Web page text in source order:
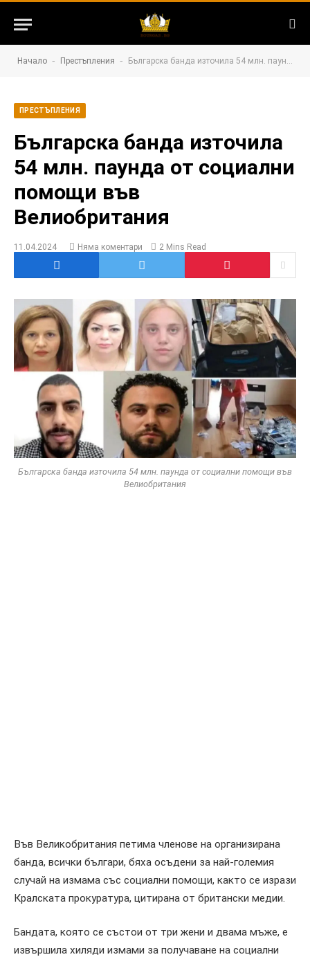
Начало - Престъпления - Българска банда източила 54 млн. паунда от социални помощи във Велиобритания
ПРЕСТЪПЛЕНИЯ
Българска банда източила
54 млн. паунда от социални
помощи във
Велиобритания
11.04.2024 Няма коментари 2 Mins Read
Българска банда източила 54 млн. паунда от социални помощи във
Велиобритания
Във Великобритания петима членове на организирана
банда, всички българи, бяха осъдени за най-големия
случай на измама със социални помощи, както се изрази
Кралската прокуратура, цитирана от британски медии.
Бандата, която се състои от три жени и двама мъже, е
извършила хиляди измами за получаване на социални